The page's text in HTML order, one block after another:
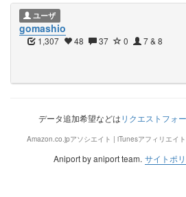
ユーザ
gomashio
1,307 48 37 0 7 & 8
データ追加希望などはリクエストフォ
Amazon.co.jpアソシエイト | iTunesアフィリエイ
Aniport by aniport team. サイトポ